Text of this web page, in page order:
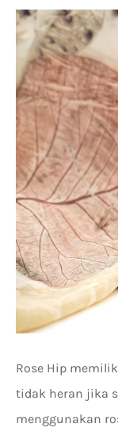
Rose Hip
tidak heran jika
menggunakan